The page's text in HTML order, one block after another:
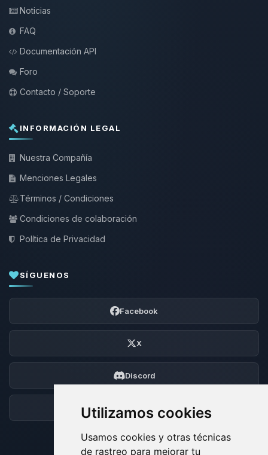
Utilizamos cookies
Usamos cookies y otras técnicas
de rastreo para mejorar tu
Noticias
FAQ
Documentación API
Foro
Contacto / Soporte
INFORMACIÓN LEGAL
Nuestra Compañía
Menciones Legales
Términos / Condiciones
Condiciones de colaboración
Política de Privacidad
SÍGUENOS
Facebook
X
Discord
Foro